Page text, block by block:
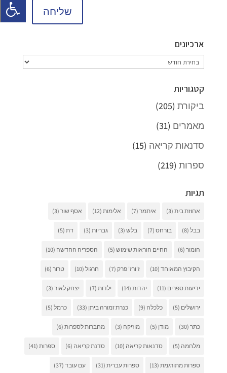
שליחה
ארכיונים
ארכיונים
קטגוריות
ביקורת(205)
מאמרים (31)
סדנאות קריאה (15)
ספרות(219)
תגיות
אחוזת בית(3) איתמר(7) אלימות(12) אסף שור(3)
בבל(8) בורחס(7) בלש(3) גבריות(3) דת(5)
הומור(6) החיים הוראות שימוש(5) הספריה החדשה (10)
הקיבוץ המאוחד(10) ז'ורז' פרק(7) חרגול(10) טרור(6)
ידיעות ספרים (11) יהדות(14) ילדות(7) יצחק לאור(3)
ירושלים (5) כלכלה (9) כנרת זמורה ביתן (33) כרמל(5)
כתר(30) מודן (5) מוזיקה (3) מחברות לספרות(6)
מלחמה (5) סדנאות קריאה (10) סדנת קריאה (6) ספרות(41)
ספרות מתורגמת(13) ספרות עברית(31) עם עובד(37)